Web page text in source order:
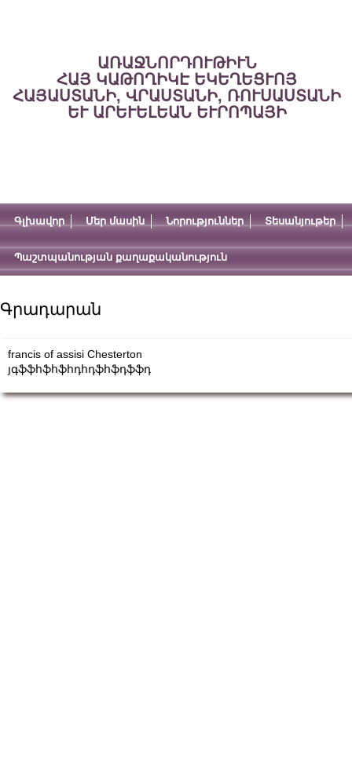
ԱՌԱՋՆՈՐԴՈՒԹԻՒՆ
ՀԱՅ ԿԱԹՈՂԻԿԷ ԵԿԵՂԵՑՒՈՅ
ՀԱՅԱՍՏԱՆԻ, ՎՐԱՍՏԱՆԻ, ՌՈՒՍԱՍՏԱՆԻ
ԵՒ ԱՐԵՒԵԼԵԱՆ ԵՒՐՈՊԱՅԻ
Գլխավոր Մեր մասին Նորություններ Տեսանյութեր
Պաշտպանության քաղաքականություն
Գրադարան
francis of assisi Chesterton
յգֆֆհֆհֆհդհդֆհֆդֆֆդ